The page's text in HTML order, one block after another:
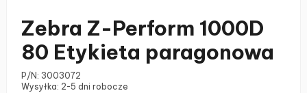
Zebra Z-Perform 1000D
80 Etykieta paragonowa
P/N: 3003072
Wysyłka: 2-5 dni robocze